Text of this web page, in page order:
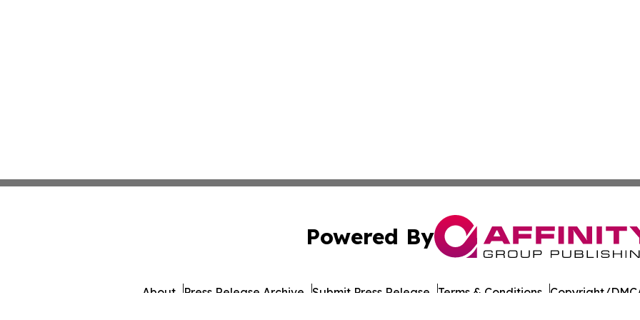
Powered By
About Press Release Archive Submit Press Release Terms & Conditions Copyright/